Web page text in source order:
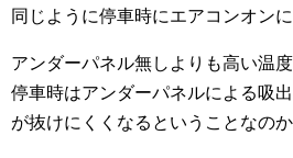
同じように停車時にエアコンオンに
アンダーパネル無しよりも高い温度
停車時はアンダーパネルによる吸
が抜けにくくなるということなのか